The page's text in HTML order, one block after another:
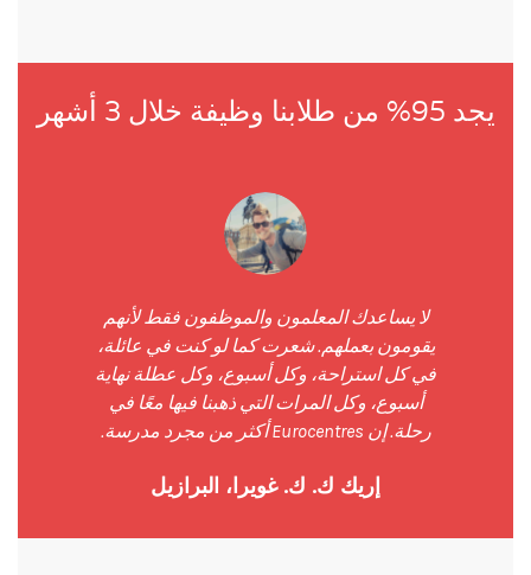
يجد 95% من طلابنا وظيفة خلال 3 أشهر
لا يساعدك المعلمون والموظفون فقط لأنهم
يقومون بعملهم. شعرت كما لو كنت في عائلة،
في كل استراحة، وكل أسبوع، وكل عطلة نهاية
أسبوع، وكل المرات التي ذهبنا فيها معًا في
رحلة. إن Eurocentres أكثر من مجرد مدرسة.
إريك ك. ك. غويرا، البرازيل